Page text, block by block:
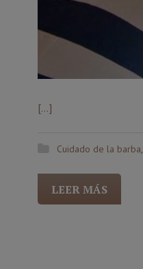
[…]
Cuidado de la barba,
LEER MÁS